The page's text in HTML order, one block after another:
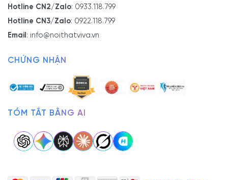
Hotline CN2/Zalo: 0933.118.799
Hotline CN3/Zalo: 0922.118.799
Email : info@noithatviva.vn
CHỨNG NHẬN
TÓM TẮT BẰNG AI